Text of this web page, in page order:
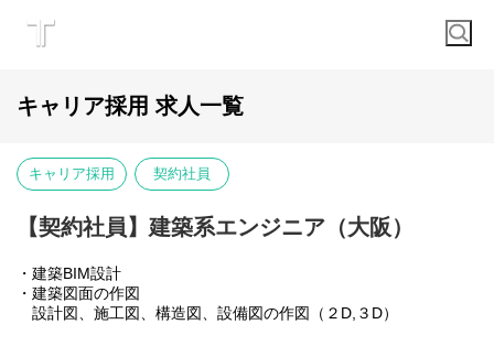
キャリア採用 求人一覧
キャリア採用 契約社員
【契約社員】建築系エンジニア（大阪）
・建築BIM設計
・建築図面の作図
設計図、施工図、構造図、設備図の作図（２D,３D）